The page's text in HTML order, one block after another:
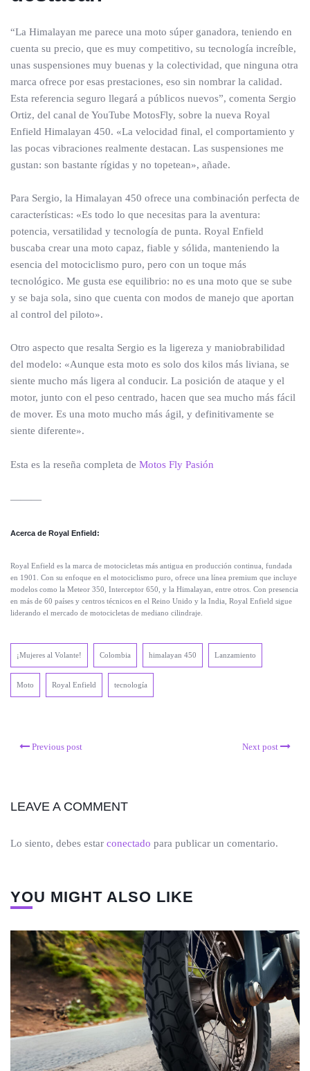
“La Himalayan me parece una moto súper ganadora, teniendo en
cuenta su precio, que es muy competitivo, su tecnología increíble,
unas suspensiones muy buenas y la colectividad, que ninguna otra
marca ofrece por esas prestaciones, eso sin nombrar la calidad.
Esta referencia seguro llegará a públicos nuevos”, comenta Sergio
Ortiz, del canal de YouTube MotosFly, sobre la nueva Royal
Enfield Himalayan 450. «La velocidad final, el comportamiento y
las pocas vibraciones realmente destacan. Las suspensiones me
gustan: son bastante rígidas y no topetean», añade.
Para Sergio, la Himalayan 450 ofrece una combinación perfecta de
características: «Es todo lo que necesitas para la aventura:
potencia, versatilidad y tecnología de punta. Royal Enfield
buscaba crear una moto capaz, fiable y sólida, manteniendo la
esencia del motociclismo puro, pero con un toque más
tecnológico. Me gusta ese equilibrio: no es una moto que se sube
y se baja sola, sino que cuenta con modos de manejo que aportan
al control del piloto».
Otro aspecto que resalta Sergio es la ligereza y maniobrabilidad
del modelo: «Aunque esta moto es solo dos kilos más liviana, se
siente mucho más ligera al conducir. La posición de ataque y el
motor, junto con el peso centrado, hacen que sea mucho más fácil
de mover. Es una moto mucho más ágil, y definitivamente se
siente diferente».
Esta es la reseña completa de Motos Fly Pasión
———
Acerca de Royal Enfield:
Royal Enfield es la marca de motocicletas más antigua en producción continua, fundada
en 1901. Con su enfoque en el motociclismo puro, ofrece una línea premium que incluye
modelos como la Meteor 350, Interceptor 650, y la Himalayan, entre otros. Con presencia
en más de 60 países y centros técnicos en el Reino Unido y la India, Royal Enfield sigue
liderando el mercado de motocicletas de mediano cilindraje.
¡Mujeres al Volante! Colombia himalayan 450 Lanzamiento
Moto Royal Enfield tecnología
Previous post Next post
LEAVE A COMMENT
Lo siento, debes estar conectado para publicar un comentario.
YOU MIGHT ALSO LIKE